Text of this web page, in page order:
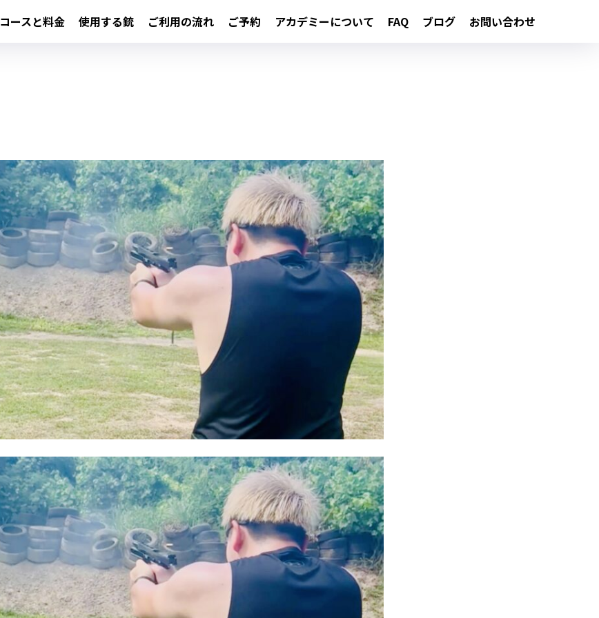
コースと料金 使用する銃 ご利用の流れ ご予約 アカデミーについて FAQ ブログ お問い合わせ